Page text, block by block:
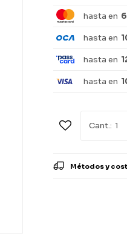
hasta en 6
hasta en
hasta en
hasta en
1
Métodos y